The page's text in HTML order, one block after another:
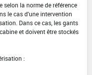
la norme de référence
le cas d'une intervention
Dans ce cas, les gants
et doivent être stockés
: